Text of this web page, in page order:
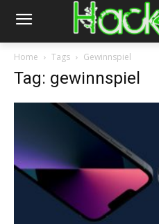
Home Tags Gewinnspiel
Tag: gewinnspiel